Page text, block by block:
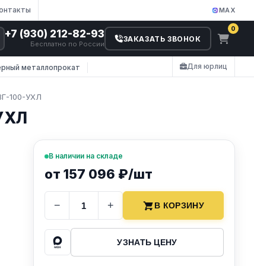
MAX
+7 (930) 212-82-93
Бесплатно по России
ЗАКАЗАТЬ ЗВОНОК
0
металлопрокат Для юрлиц
100-УХЛ
В наличии на складе
от 157 096 ₽/шт
− + В КОРЗИНУ
УЗНАТЬ ЦЕНУ